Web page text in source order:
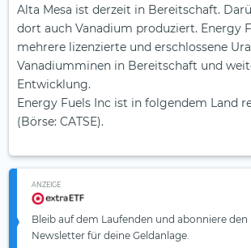
Alta Mesa ist derzeit in Bereitschaft.
dort auch Vanadium produziert. Energy
mehrere lizenzierte und erschlossene
Vanadiumminen in Bereitschaft und
Entwicklung.
Energy Fuels Inc ist in folgendem Land
(Börse: CATSE).
ANZEIGE
Bleib auf dem Laufenden und abonniere den
Newsletter für deine Geldanlage.